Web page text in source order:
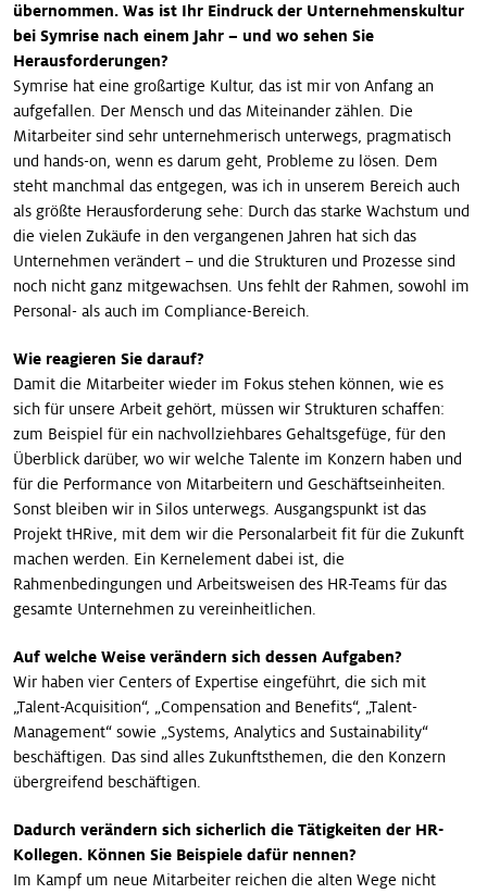
übernommen. Was ist Ihr Eindruck der Unternehmenskultur
bei Symrise nach einem Jahr – und wo sehen Sie
Herausforderungen?
Symrise hat eine großartige Kultur, das ist mir von Anfang an
aufgefallen. Der Mensch und das Miteinander zählen. Die
Mitarbeiter sind sehr unternehmerisch unterwegs, pragmatisch
und hands-on, wenn es darum geht, Probleme zu lösen. Dem
steht manchmal das entgegen, was ich in unserem Bereich auch
als größte Herausforderung sehe: Durch das starke Wachstum und
die vielen Zukäufe in den vergangenen Jahren hat sich das
Unternehmen verändert – und die Strukturen und Prozesse sind
noch nicht ganz mitgewachsen. Uns fehlt der Rahmen, sowohl im
Personal- als auch im Compliance-Bereich.
Wie reagieren Sie darauf?
Damit die Mitarbeiter wieder im Fokus stehen können, wie es
sich für unsere Arbeit gehört, müs­sen wir Strukturen schaffen:
zum Beispiel für ein nachvollziehbares Gehaltsgefüge, für den
Überblick ­darüber, wo wir welche Talente im Konzern haben und
für die Performance von Mitarbeitern und Geschäftseinheiten.
Sonst bleiben wir in Silos unterwegs. Ausgangspunkt ist das
Projekt tHRive, mit dem wir die Personalarbeit fit für die Zukunft
machen werden. Ein Kernelement dabei ist, die
Rahmenbedingungen und Arbeitsweisen des HR-Teams für das
gesamte Unternehmen zu vereinheitlichen.
Auf welche Weise verändern sich dessen Aufgaben?
Wir haben vier Centers of Expertise eingeführt, die sich mit
„Talent-Acquisition“, „Compensation and Benefits“, „Talent-
Management“ sowie „Systems, Analytics and Sustainability“
beschäf­tigen. Das sind alles Zukunftsthemen, die den ­Konzern
übergreifend beschäftigen.
Dadurch verändern sich sicherlich die Tätigkeiten der HR-
Kollegen. Können Sie Beispiele dafür nennen?
Im Kampf um neue Mitarbeiter reichen die alten Wege nicht